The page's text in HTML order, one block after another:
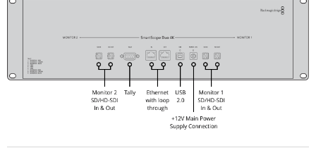
UAE